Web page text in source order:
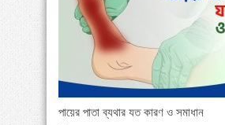
পায়ের পাতা ব্যথার যত কারণ ও সমাধান